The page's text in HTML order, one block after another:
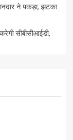
ने पकड़ा, झटका
सीबीसीआईडी,